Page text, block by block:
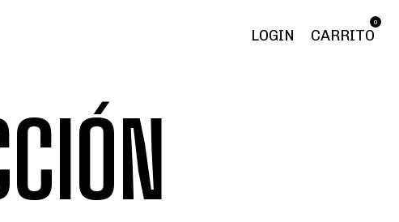
LOGIN CARRITO
0